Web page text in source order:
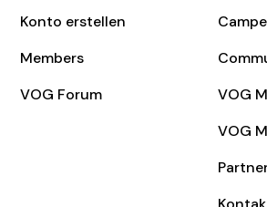
Konto erstellen
Members
VOG Forum
VOG
VOG